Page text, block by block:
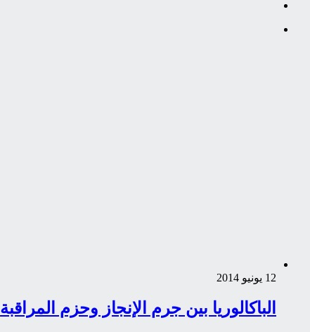
12 يونيو 2014
الباكالوريا بين جرم الإنجاز وحزم المراقبة